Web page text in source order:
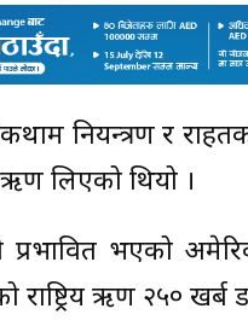
नियन्त्रण र
लिएको थियो ।
भएको
ऋण २५० खर्ब